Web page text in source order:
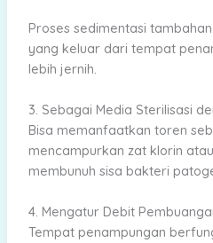
Proses sedimentasi
yang keluar dari tempat
lebih jernih.
3. Sebagai Media Sterilisasi
Bisa memanfaatkan toren
mencampurkan zat klorin
membunuh sisa bakteri
4. Mengatur Debit
Tempat penampungan